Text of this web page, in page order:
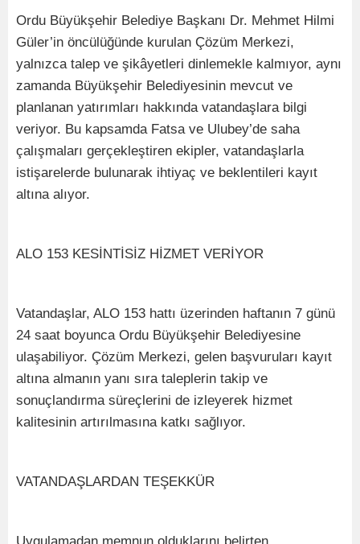
Ordu Büyükşehir Belediye Başkanı Dr. Mehmet Hilmi
Güler’in öncülüğünde kurulan Çözüm Merkezi,
yalnızca talep ve şikâyetleri dinlemekle kalmıyor, aynı
zamanda Büyükşehir Belediyesinin mevcut ve
planlanan yatırımları hakkında vatandaşlara bilgi
veriyor. Bu kapsamda Fatsa ve Ulubey’de saha
çalışmaları gerçekleştiren ekipler, vatandaşlarla
istişarelerde bulunarak ihtiyaç ve beklentileri kayıt
altına alıyor.
ALO 153 KESİNTİSİZ HİZMET VERİYOR
Vatandaşlar, ALO 153 hattı üzerinden haftanın 7 günü
24 saat boyunca Ordu Büyükşehir Belediyesine
ulaşabiliyor. Çözüm Merkezi, gelen başvuruları kayıt
altına almanın yanı sıra taleplerin takip ve
sonuçlandırma süreçlerini de izleyerek hizmet
kalitesinin artırılmasına katkı sağlıyor.
VATANDAŞLARDAN TEŞEKKÜR